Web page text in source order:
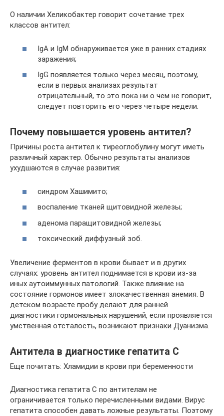
О наличии Хеликобактер говорит сочетание трех
классов антител:
IgA и IgM обнаруживается уже в ранних стадиях
заражения;
IgG появляется только через месяц, поэтому,
если в первых анализах результат
отрицательный, то это пока ни о чем не говорит,
следует повторить его через четыре недели.
Почему повышается уровень антител?
Причины роста антител к тиреоглобулину могут иметь
различный характер. Обычно результаты анализов
ухудшаются в случае развития:
синдром Хашимито;
воспаление тканей щитовидной железы;
аденома паращитовидной железы;
токсический диффузный зоб.
Увеличение ферментов в крови бывает и в других
случаях: уровень антител поднимается в крови из-за
иных аутоиммунных патологий. Также влияние на
состояние гормонов имеет злокачественная анемия. В
детском возрасте пробу делают для ранней
диагностики гормональных нарушений, если проявляется
умственная отсталость, возникают признаки Дуанизма.
Антитела в диагностике гепатита С
Еще почитать: Хламидии в крови при беременности
Диагностика гепатита С по антителам не
ограничивается только перечисленными видами. Вирус
гепатита способен давать ложные результаты. Поэтому